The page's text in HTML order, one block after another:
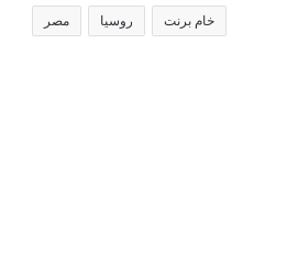
خام برنت روسيا مصر